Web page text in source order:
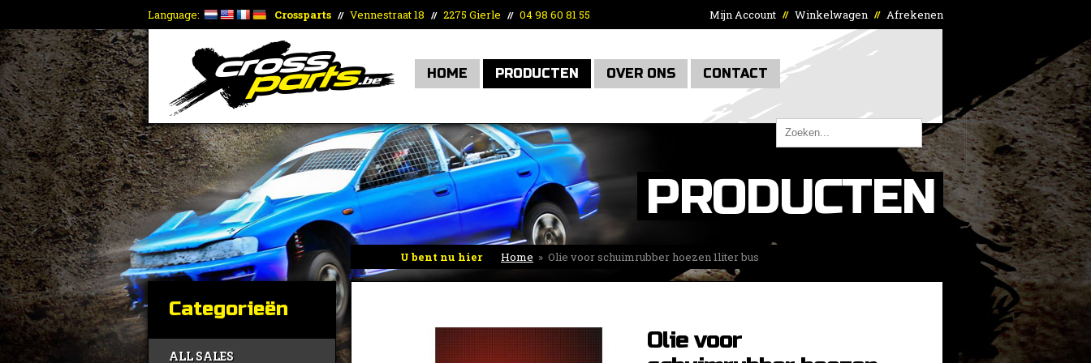
Language: Crossparts // Vennestraat 18 // 2275 Gierle // 04 98 60 81 55 Mijn Account // Winkelwagen // Afrekenen
HOME PRODUCTEN OVER ONS CONTACT
PRODUCTEN
U bent nu hier Home » Olie voor schuimrubber hoezen 1liter bus
Categorieën
ALL SALES
Olie voor